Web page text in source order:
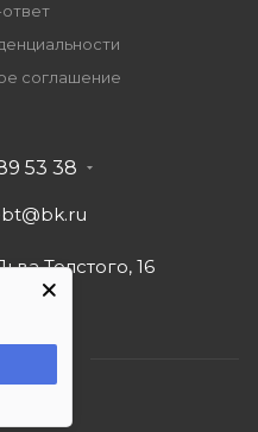
соглашение
53 38
Толстого, 16